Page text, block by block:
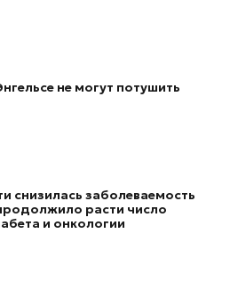
не могут потушить
снизилась заболеваемость
расти число
и онкологии